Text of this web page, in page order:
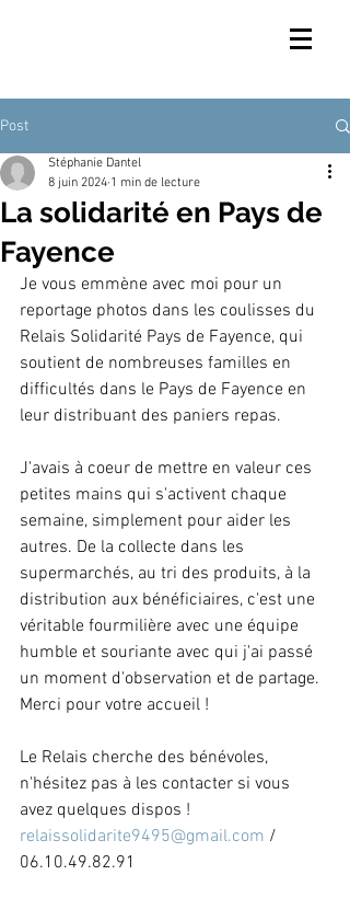
Post
La solidarité en Pays de
Fayence
Stéphanie Dantel
8 juin 2024 1 min de lecture
Je vous emmène avec moi pour un
reportage photos dans les coulisses du
Relais Solidarité Pays de Fayence, qui
soutient de nombreuses familles en
difficultés dans le Pays de Fayence en
leur distribuant des paniers repas.
J'avais à coeur de mettre en valeur ces
petites mains qui s'activent chaque
semaine, simplement pour aider les
autres. De la collecte dans les
supermarchés, au tri des produits, à la
distribution aux bénéficiaires, c'est une
véritable fourmilière avec une équipe
humble et souriante avec qui j'ai passé
un moment d'observation et de partage.
Merci pour votre accueil !
Le Relais cherche des bénévoles,
n'hésitez pas à les contacter si vous
avez quelques dispos !
relaissolidarite9495@gmail.com /
06.10.49.82.91